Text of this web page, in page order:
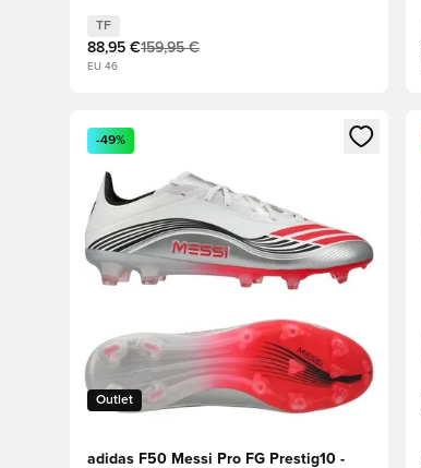
TF
88,95 €159,95 €
EU 46
Odpre Modal za prijavo ali vpis kot član
Outlet
-49%
adidas F50 Messi Pro FG Prestig10 -